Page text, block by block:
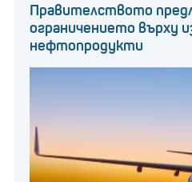
Правителството
ограничението върху
нефтопродукти